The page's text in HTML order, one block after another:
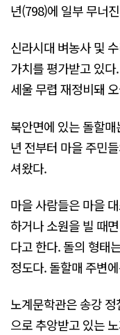
년(798)에 일부 무너
신라시대 벼농사 및
가치를 평가받고 있
세울 무렵 재정비돼
북안면에 있는 돌할
년 전부터 마을 주민
셔왔다.
마을 사람들은 마을
하거나 소원을 빌 때
다고 한다. 돌의 형태
정도다. 돌할매 주변
노계문학관은 송강
으로 추앙받고 있는